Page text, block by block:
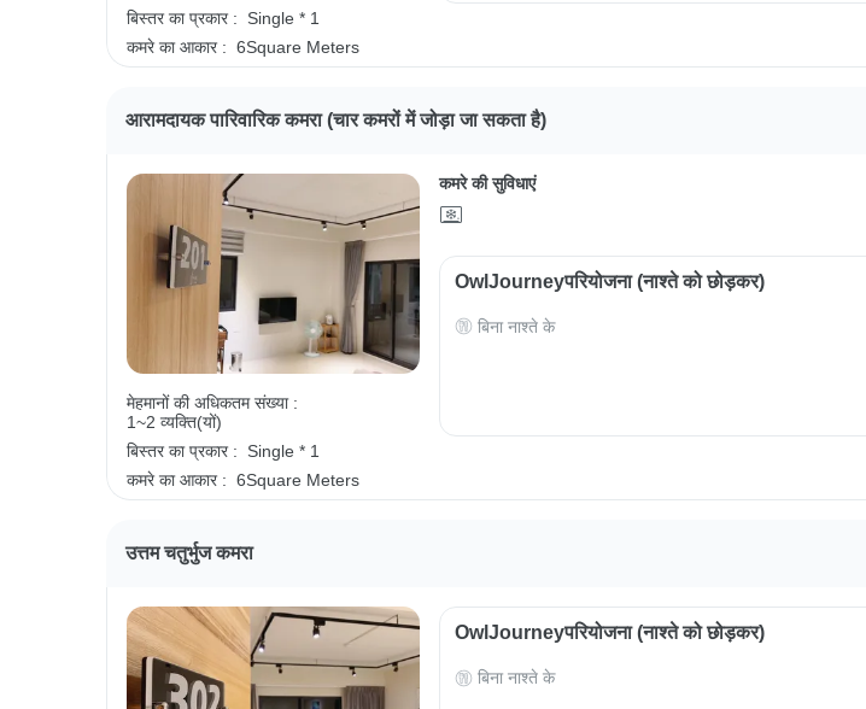
बिस्तर का प्रकार :
Single * 1
कमरे का आकार : 6Square Meters
आरामदायक पारिवारिक कमरा (चार कमरों में जोड़ा जा सकता है)
मेहमानों की अधिकतम संख्या :
1~2 व्यक्ति(यों)
बिस्तर का प्रकार :
Single * 1
कमरे का आकार : 6Square Meters
कमरे की सुविधाएं
OwlJourneyपरियोजना (नाश्ते को छोड़कर)
बिना नाश्ते के
उत्तम चतुर्भुज कमरा
OwlJourneyपरियोजना (नाश्ते को छोड़कर)
बिना नाश्ते के